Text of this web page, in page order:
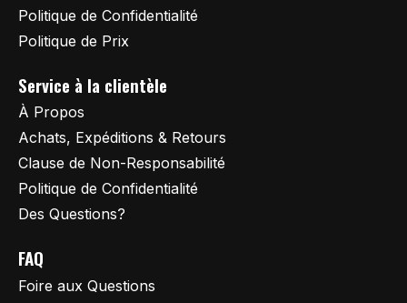
Politique de Confidentialité
Politique de Prix
Service à la clientèle
À Propos
Achats, Expéditions & Retours
Clause de Non-Responsabilité
Politique de Confidentialité
Des Questions?
FAQ
Foire aux Questions